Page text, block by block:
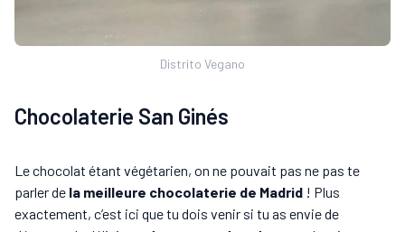
Distrito Vegano
Chocolaterie San Ginés
Le chocolat étant végétarien, on ne pouvait pas ne pas te
parler de la meilleure chocolaterie de Madrid ! Plus
exactement, c’est ici que tu dois venir si tu as envie de